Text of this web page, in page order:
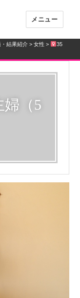
クラブBRA
メニュー
結果紹介 >女性 >
35
婦（5